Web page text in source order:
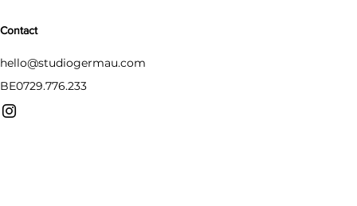
Contact
hello@studiogermau.com
BE0729.776.233